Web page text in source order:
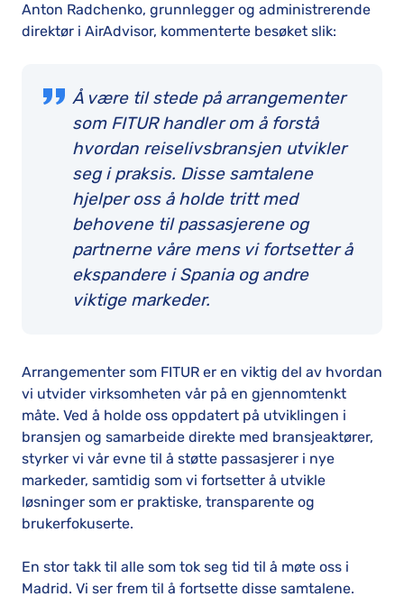
Anton Radchenko, grunnlegger og administrerende
direktør i AirAdvisor, kommenterte besøket slik:
Å være til stede på arrangementer
som FITUR handler om å forstå
hvordan reiselivsbransjen utvikler
seg i praksis. Disse samtalene
hjelper oss å holde tritt med
behovene til passasjerene og
partnerne våre mens vi fortsetter å
ekspandere i Spania og andre
viktige markeder.
Arrangementer som FITUR er en viktig del av hvordan
vi utvider virksomheten vår på en gjennomtenkt
måte. Ved å holde oss oppdatert på utviklingen i
bransjen og samarbeide direkte med bransjeaktører,
styrker vi vår evne til å støtte passasjerer i nye
markeder, samtidig som vi fortsetter å utvikle
løsninger som er praktiske, transparente og
brukerfokuserte.
En stor takk til alle som tok seg tid til å møte oss i
Madrid. Vi ser frem til å fortsette disse samtalene.